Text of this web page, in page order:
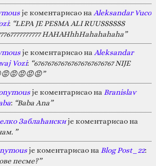
је коментарисао на Aleksandar Vuco
: “LEPA JE PESMA ALI RUUSSSSSS
HAHAHhhHahahahaha”
је коментарисао на Aleksandar
Vozi: “676767676767676767676767 NIJE
је коментарисао на Branislav
: “Baba Ana”
Заблаћанскије коментарисао на
”
је коментарисао на Blog Post_22:
песме?”